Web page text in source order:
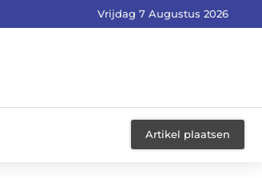
Vrijdag 7 Augustus 2026
Artikel plaatsen